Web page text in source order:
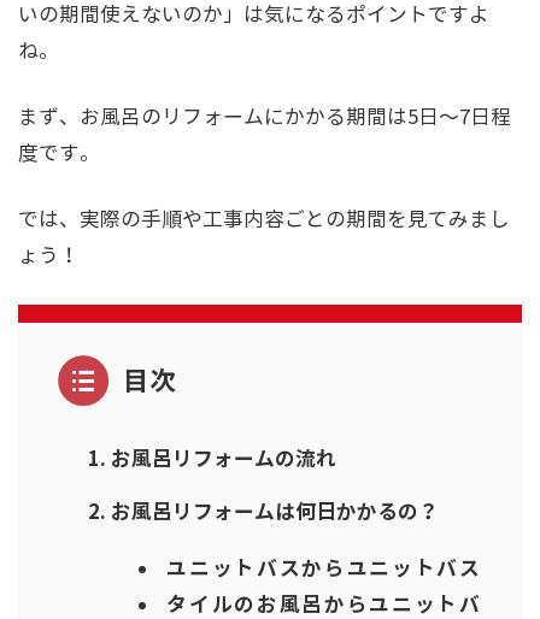
いの期間使えないのか」は気になるポイントですよ
ね。
まず、お風呂のリフォームにかかる期間は5日～7日程
度です。
では、実際の手順や工事内容ごとの期間を見てみまし
ょう！
目次
お風呂リフォームの流れ
お風呂リフォームは何日かかるの？
ユニットバスからユニットバス
タイルのお風呂からユニットバ